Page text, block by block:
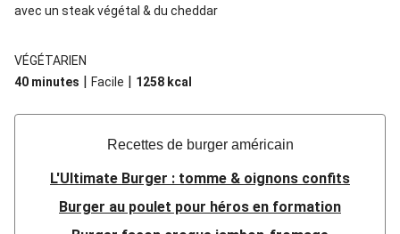
avec un steak végétal & du cheddar
VÉGÉTARIEN
40 minutes | Facile | 1258 kcal
Recettes de burger américain
L'Ultimate Burger : tomme & oignons confits
Burger au poulet pour héros en formation